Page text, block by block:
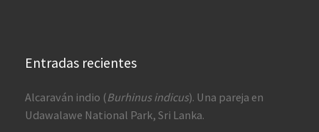
Entradas recientes
Alcaraván indio (Burhinus indicus). Una pareja en
Udawalawe National Park, Sri Lanka.